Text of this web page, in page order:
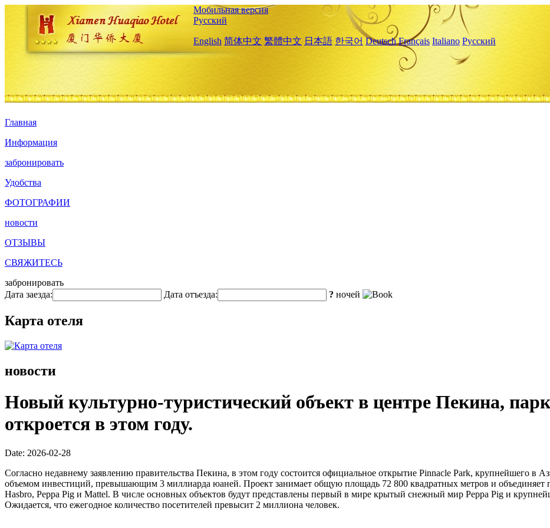
Мобильная версия
Русский
English 简体中文 繁體中文 日本語 한국어 Deutsch Français Italiano Русский
Главная
Информация
забронировать
Удобства
ФОТОГРАФИИ
новости
ОТЗЫВЫ
СВЯЖИТЕСЬ
забронировать
Дата заезда:
Дата отъезда: ? ночей
Карта отеля
новости
Новый культурно-туристический объект в центре Пекина,
откроется в этом году.
Date: 2026-02-28
Согласно недавнему заявлению правительства Пекина, в этом году состоится официальное открытие Pinnacle Park, крупнейшего в
объемом инвестиций, превышающим 3 миллиарда юаней. Проект занимает общую площадь 72 800 квадратных метров и
Hasbro, Peppa Pig и Mattel. В числе основных объектов будут представлены первый в мире крытый снежный мир Peppa Pig и
Ожидается, что ежегодное количество посетителей превысит 2 миллиона человек.